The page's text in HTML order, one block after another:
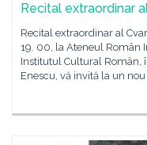
Recital extraordinar
Recital extraordinar al
19. 00, la Ateneul Român
Institutul Cultural Român,
Enescu, vă invită la un